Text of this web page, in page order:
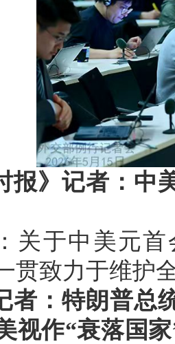
报》记者：
关于中美元
贯致力于维护
者：特朗普总
视作“衰落国